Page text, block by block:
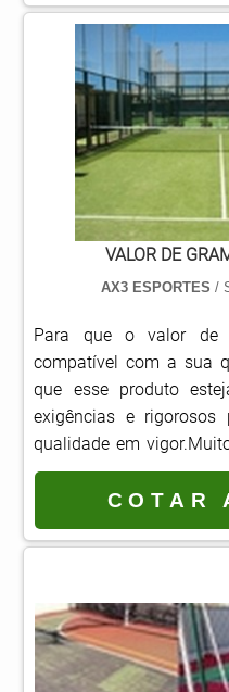
esportivas, quadras
ambientes externos,
ambientes internos, ...
VALOR DE
AX3 ESPORTES/
Para que o valor de
compatível com a sua
que esse produto
exigências e
qualidade em
internos ou externos, a
para jardins,
minigolfe, playgrounds,
outros locais. Benefícios oferecidos através da
COTAR